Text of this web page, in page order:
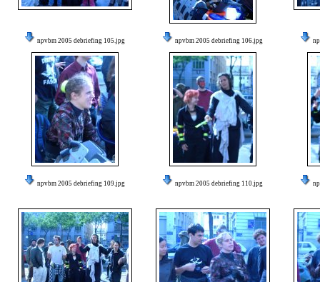
npvbm 2005 debriefing 105.jpg npvbm 2005 debriefing 106.jpg
npvbm 2005 debriefing 109.jpg npvbm 2005 debriefing 110.jpg